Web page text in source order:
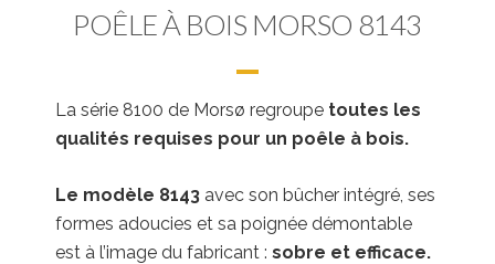
POÊLE À BOIS MORSO 8143
La série 8100 de Morsø regroupe toutes les
qualités requises pour un poêle à bois.
Le modèle 8143 avec son bûcher intégré, ses
formes adoucies et sa poignée démontable
est à l’image du fabricant : sobre et efficace.